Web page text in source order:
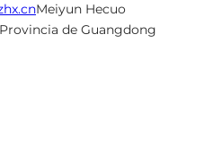
Meiyun Hecuo
de Guangdong